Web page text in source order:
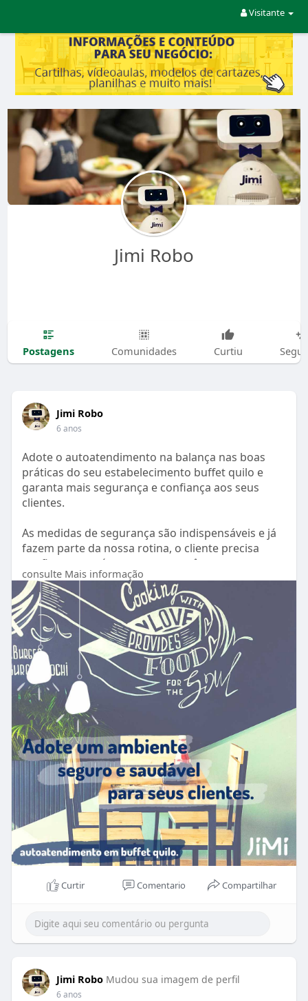
Visitante
Jimi Robo
Postagens Comunidades Curtiu
Jimi Robo
6 anos
Adote o autoatendimento na balança nas boas
práticas do seu estabelecimento buffet quilo e
garanta mais segurança e confiança aos seus
clientes.
As medidas de segurança são indispensáveis e já
fazem parte da nossa rotina, o cliente precisa
confiar que está seguro com você.
Utilize inovação e tecnologia na adaptação do seu
estabelecimento.
Acompanhe as tendências!
Entre em contato conosco e saiba como podemos
lhe ajudar.
#restaurante #retomada
consulte Mais informação
Curtir Comentario Compartilhar
Jimi Robo Mudou sua imagem de perfil
6 anos